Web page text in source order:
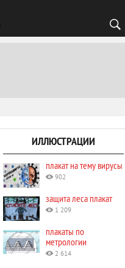
ИЛЛЮСТРАЦИИ
плакат на тему вирусы
902
защита леса плакат
1 209
плакаты по
метрологии
2 614